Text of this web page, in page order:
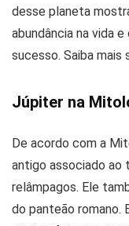
desse planeta
abundância na vida
sucesso. Saiba mais
Júpiter na
De acordo com a
antigo associado ao
relâmpagos. Ele
do panteão romano.